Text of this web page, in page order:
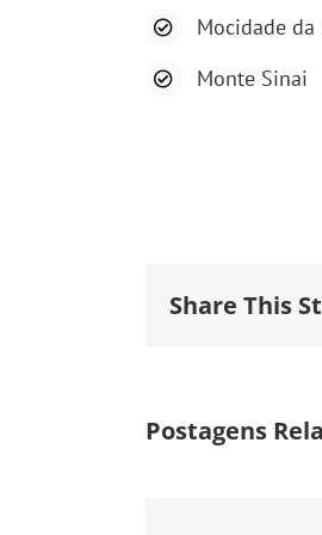
Mocidade da
Monte Sinai
Share This
Postagens